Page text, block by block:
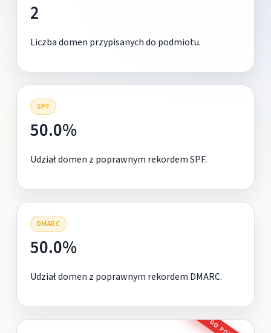
2
Liczba domen przypisanych do podmiotu.
SPF
50.0%
Udział domen z poprawnym rekordem SPF.
DMARC
50.0%
Udział domen z poprawnym rekordem DMARC.